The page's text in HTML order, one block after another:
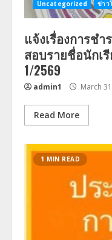
Uncategorized ข่าว
แจ้งเรื่องการช
สอบรายชื่อนักเ
1/2569
admin1 March
Read More
1 MIN READ